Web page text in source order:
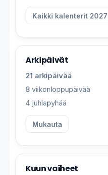
Kaikki kalenterit 2027
Arkipäivät
21 arkipäivää
8 viikonloppupäivää
4 juhlapyhää
Mukauta
Kuun vaiheet